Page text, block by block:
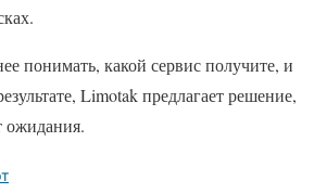
понимать, какой сервис получите, и
Limotak предлагает решение,
ожидания.